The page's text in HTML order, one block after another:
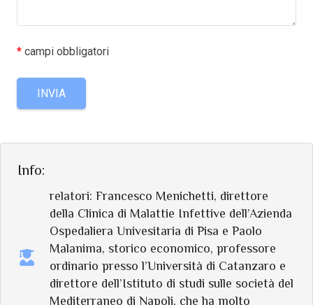
* campi obbligatori
Info:
relatori: Francesco Menichetti, direttore
della Clinica di Malattie Infettive dell’Azienda
Ospedaliera Univesitaria di Pisa e Paolo
Malanima, storico economico, professore
ordinario presso l’Università di Catanzaro e
direttore dell’Istituto di studi sulle società del
Mediterraneo di Napoli, che ha molto